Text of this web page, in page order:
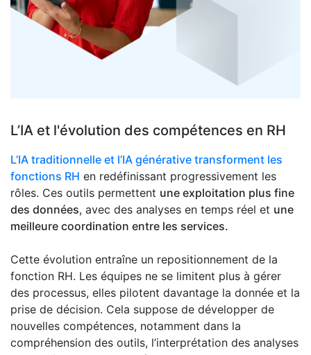
L’IA et l'évolution des compétences en RH
L’IA traditionnelle et l’IA générative transforment les
fonctions RH en redéfinissant progressivement les
rôles. Ces outils permettent une exploitation plus fine
des données, avec des analyses en temps réel et une
meilleure coordination entre les services.
Cette évolution entraîne un repositionnement de la
fonction RH. Les équipes ne se limitent plus à gérer
des processus, elles pilotent davantage la donnée et la
prise de décision. Cela suppose de développer de
nouvelles compétences, notamment dans la
compréhension des outils, l’interprétation des analyses